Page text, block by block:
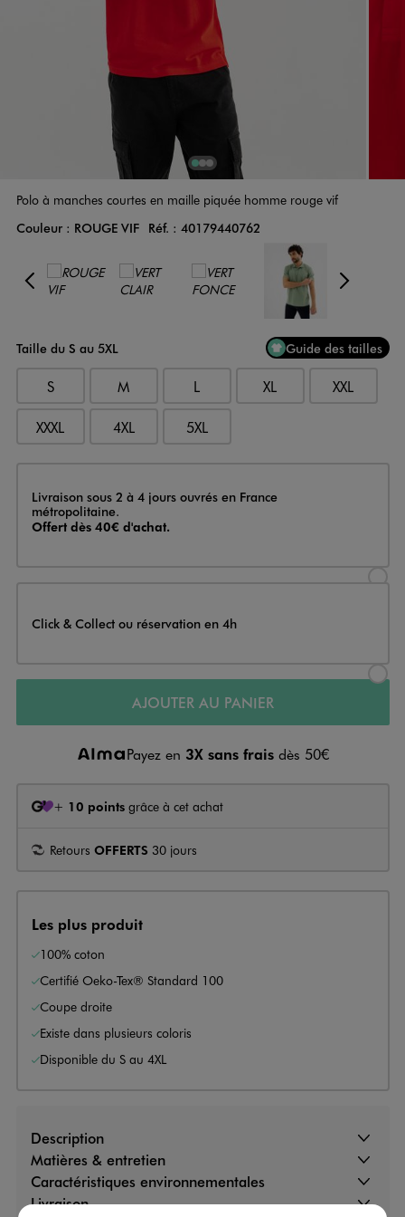
1Sur 3
2Sur 3
3 Sur 3
Polo à manches courtes en maille piquée homme rouge vif
Couleur
Couleur : ROUGE VIF Réf. : 40179440762
Précédent
Taille du S au 5XL Guide des tailles
S M L XL XXL
XXXL 4XL 5XL
Livraison
Livraison sous 2 à 4 jours ouvrés en France
métropolitaine.
Offert dès 40€ d'achat.
Click & Collect ou réservation en 4h
AJOUTER AU PANIER
Payez en 3X sans frais dès 50€
+ 10 points grâce à cet achat
Retours OFFERTS 30 jours
Les plus produit
100% coton
Certifié Oeko-Tex® Standard 100
Coupe droite
Existe dans plusieurs coloris
Disponible du S au 4XL
Description
Matières & entretien
Caractéristiques environnementales
Livraison